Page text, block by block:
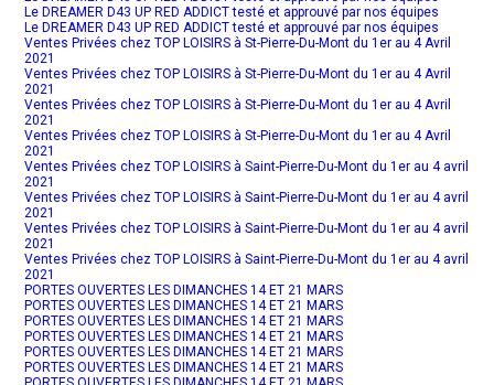
Le DREAMER D43 UP RED ADDICT testé et approuvé par nos équipes
Le DREAMER D43 UP RED ADDICT testé et approuvé par nos équipes
Ventes Privées chez TOP LOISIRS à St-Pierre-Du-Mont du 1er au 4 Avril
2021
Ventes Privées chez TOP LOISIRS à St-Pierre-Du-Mont du 1er au 4 Avril
2021
Ventes Privées chez TOP LOISIRS à St-Pierre-Du-Mont du 1er au 4 Avril
2021
Ventes Privées chez TOP LOISIRS à St-Pierre-Du-Mont du 1er au 4 Avril
2021
Ventes Privées chez TOP LOISIRS à Saint-Pierre-Du-Mont du 1er au 4 avril
2021
Ventes Privées chez TOP LOISIRS à Saint-Pierre-Du-Mont du 1er au 4 avril
2021
Ventes Privées chez TOP LOISIRS à Saint-Pierre-Du-Mont du 1er au 4 avril
2021
Ventes Privées chez TOP LOISIRS à Saint-Pierre-Du-Mont du 1er au 4 avril
2021
PORTES OUVERTES LES DIMANCHES 14 ET 21 MARS
PORTES OUVERTES LES DIMANCHES 14 ET 21 MARS
PORTES OUVERTES LES DIMANCHES 14 ET 21 MARS
PORTES OUVERTES LES DIMANCHES 14 ET 21 MARS
PORTES OUVERTES LES DIMANCHES 14 ET 21 MARS
PORTES OUVERTES LES DIMANCHES 14 ET 21 MARS